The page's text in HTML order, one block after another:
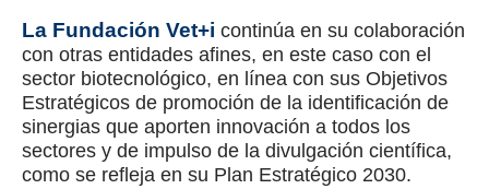
La Fundación Vet+i continúa en su colaboración
con otras entidades afines, en este caso con el
sector biotecnológico, en línea con sus Objetivos
Estratégicos de promoción de la identificación de
sinergias que aporten innovación a todos los
sectores y de impulso de la divulgación científica,
como se refleja en su Plan Estratégico 2030.